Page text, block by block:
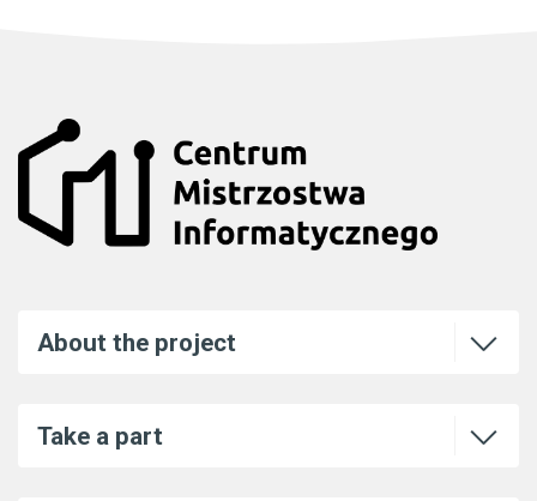
About the project Open
Take a part Open